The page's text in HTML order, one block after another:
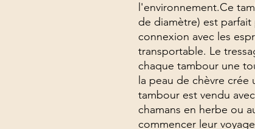
l'environnement.Ce
de diamètre) est
connexion avec les
transportable. Le
chaque tambour une
la peau de chèvre
tambour est vendu
chamans en herbe ou
commencer leur